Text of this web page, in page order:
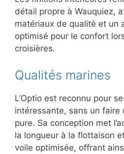
détail propre à Wauquiez,
matériaux de qualité et un
optimisé pour le confort
croisières.
Qualités marines
L’Optio est reconnu pour
intéressante, sans un faire
pure. Sa conception met
la longueur à la flottaison
voile optimisée, offrant